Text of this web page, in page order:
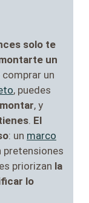
solo te
un
comprar un
, puedes
, y
. El
: un marco
pretensiones
priorizan la
lo